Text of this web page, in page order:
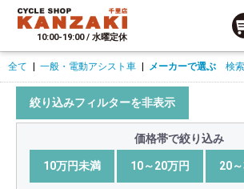
10:00-19:00 / 水曜定休
全て 一般・電動アシスト車 メーカーで選ぶ 検
絞り込みフィルターを非表示
価格帯で絞り込み
10万円未満 10～20万円 20